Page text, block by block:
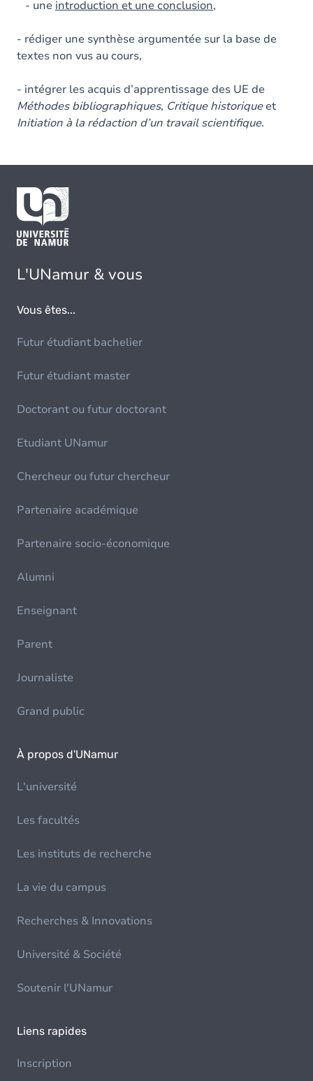
- une introduction et une conclusion,
- rédiger une synthèse argumentée sur la base de
textes non vus au cours,
- intégrer les acquis d’apprentissage des UE de
Méthodes bibliographiques, Critique historiqueet
Initiation à la rédaction d’un travail scientifique.
L'UNamur & vous
Vous êtes...
Futur étudiant bachelier
Futur étudiant master
Doctorant ou futur doctorant
Etudiant UNamur
Chercheur ou futur chercheur
Partenaire académique
Partenaire socio-économique
Alumni
Enseignant
Parent
Journaliste
Grand public
À propos d'UNamur
L'université
Les facultés
Les instituts de recherche
La vie du campus
Recherches & Innovations
Université & Société
Soutenir l'UNamur
Liens rapides
Inscription